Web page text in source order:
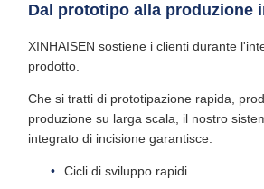
Dal prototipo alla produzione
XINHAISEN sostiene i clienti durante
prodotto.
Che si tratti di prototipazione rapida,
produzione su larga scala, il nostro
integrato di incisione garantisce:
Cicli di sviluppo rapidi